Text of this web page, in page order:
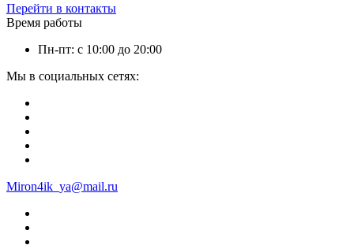
Перейти в контакты
Время работы
Пн-пт: с 10:00 до 20:00
Мы в социальных сетях:
Miron4ik_ya@mail.ru